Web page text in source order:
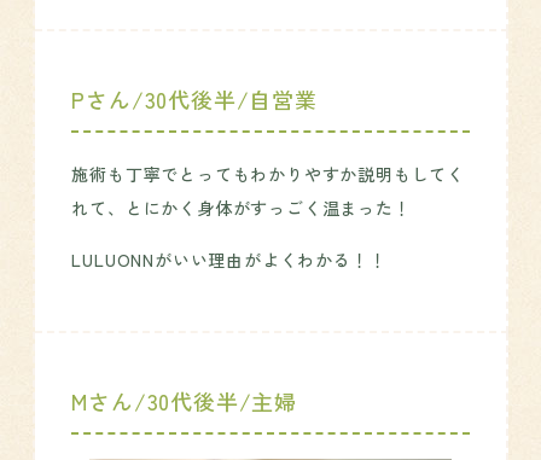
Pさん/30代後半/自営業
施術も丁寧でとってもわかりやすか説明もしてく
れて、とにかく身体がすっごく温まった！
LULUONNがいい理由がよくわかる！！
Mさん/30代後半/主婦